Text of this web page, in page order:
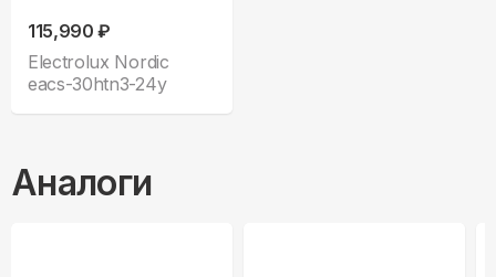
115,990 ₽
Electrolux Nordic
eacs-30htn3-24y
Аналоги